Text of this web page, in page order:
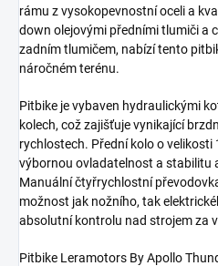
rámu z vysokopevnostní oceli a
down olejovými předními tlumiči a
zadním tlumičem, nabízí tento
náročném terénu.
Pitbike je vybaven hydraulickými
kolech, což zajišťuje vynikající
rychlostech. Přední kolo o velikosti
výbornou ovladatelnost a stabilitu
Manuální čtyřrychlostní
možnost jak nožního, tak
absolutní kontrolu nad strojem za
Pitbike Leramotors By Apollo